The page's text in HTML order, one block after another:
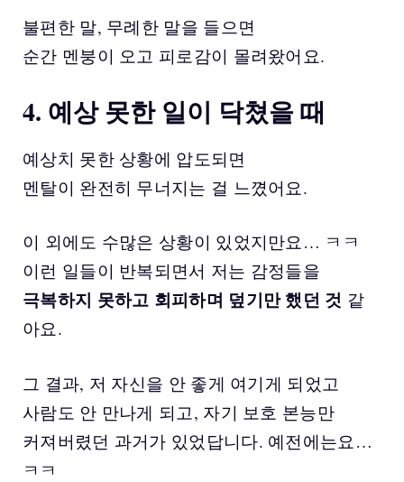
불편한 말, 무례한 말을 들으면
순간 멘붕이 오고 피로감이 몰려왔어요.
4. 예상 못한 일이 닥쳤을 때
예상치 못한 상황에 압도되면
멘탈이 완전히 무너지는 걸 느꼈어요.
이 외에도 수많은 상황이 있었지만요… ㅋㅋ
이런 일들이 반복되면서 저는 감정들을
극복하지 못하고 회피하며 덮기만 했던 것 같
아요.
그 결과, 저 자신을 안 좋게 여기게 되었고
사람도 안 만나게 되고, 자기 보호 본능만
커져버렸던 과거가 있었답니다. 예전에는요…
ㅋㅋ